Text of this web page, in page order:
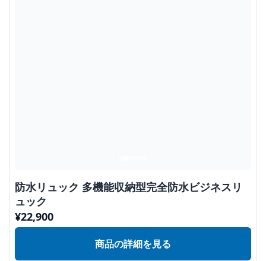
防水リュック 多機能収納型完全防水ビジネスリ
ュック
¥22,900
商品の詳細を見る